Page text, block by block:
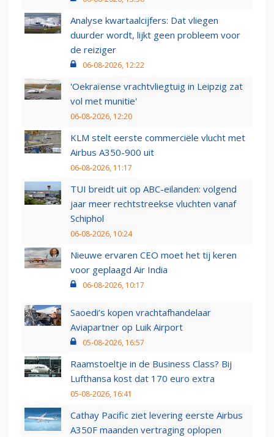
Analyse kwartaalcijfers: Dat vliegen
duurder wordt, lijkt geen probleem voor
de reiziger
06-08-2026, 12:22
'Oekraïense vrachtvliegtuig in Leipzig zat
vol met munitie'
06-08-2026, 12:20
KLM stelt eerste commerciële vlucht met
Airbus A350-900 uit
06-08-2026, 11:17
TUI breidt uit op ABC-eilanden: volgend
jaar meer rechtstreekse vluchten vanaf
Schiphol
06-08-2026, 10:24
Nieuwe ervaren CEO moet het tij keren
voor geplaagd Air India
06-08-2026, 10:17
Saoedi’s kopen vrachtafhandelaar
Aviapartner op Luik Airport
05-08-2026, 16:57
Raamstoeltje in de Business Class? Bij
Lufthansa kost dat 170 euro extra
05-08-2026, 16:41
Cathay Pacific ziet levering eerste Airbus
A350F maanden vertraging oplopen